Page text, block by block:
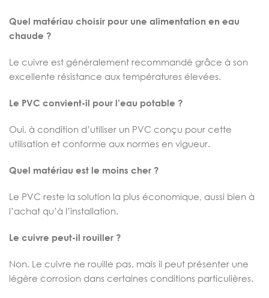
Quel matériau choisir pour une alimentation en eau
chaude ?
Le cuivre est généralement recommandé grâce à son
excellente résistance aux températures élevées.
Le PVC convient-il pour l’eau potable ?
Oui, à condition d’utiliser un PVC conçu pour cette
utilisation et conforme aux normes en vigueur.
Quel matériau est le moins cher ?
Le PVC reste la solution la plus économique, aussi bien à
l’achat qu’à l’installation.
Le cuivre peut-il rouiller ?
Non. Le cuivre ne rouille pas, mais il peut présenter une
légère corrosion dans certaines conditions particulières.